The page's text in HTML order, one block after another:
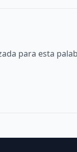
para esta